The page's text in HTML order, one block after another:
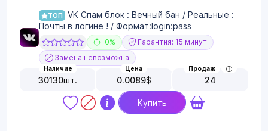
ТОП
VK Спам блок : Вечный бан / Реальные :
Почты в логине ! / Формат:login:pass
0%
Гарантия: 15 минут
Замена невозможна
Наличие
30130шт.
Цена
0.0089$
Продаж
24
Купить